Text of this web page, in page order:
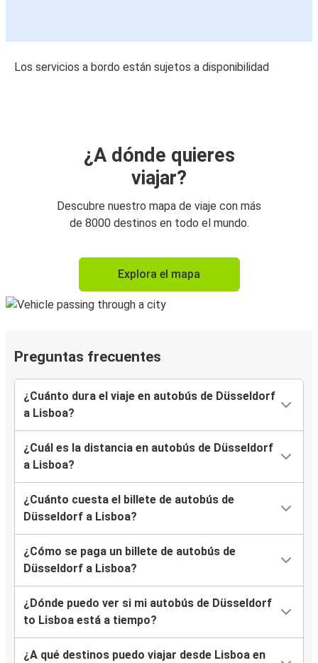
Los servicios a bordo están sujetos a disponibilidad
¿A dónde quieres
viajar?
Descubre nuestro mapa de viaje con más
de 8000 destinos en todo el mundo.
Explora el mapa
Preguntas frecuentes
¿Cuánto dura el viaje en autobús de Düsseldorf
a Lisboa?
¿Cuál es la distancia en autobús de Düsseldorf
a Lisboa?
¿Cuánto cuesta el billete de autobús de
Düsseldorf a Lisboa?
¿Cómo se paga un billete de autobús de
Düsseldorf a Lisboa?
¿Dónde puedo ver si mi autobús de Düsseldorf
to Lisboa está a tiempo?
¿A qué destinos puedo viajar desde Lisboa en